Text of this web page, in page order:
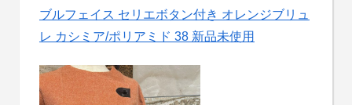
ブルフェイス セリエボタン付き オレンジブリュ
レ カシミア/ポリアミド 38 新品未使用